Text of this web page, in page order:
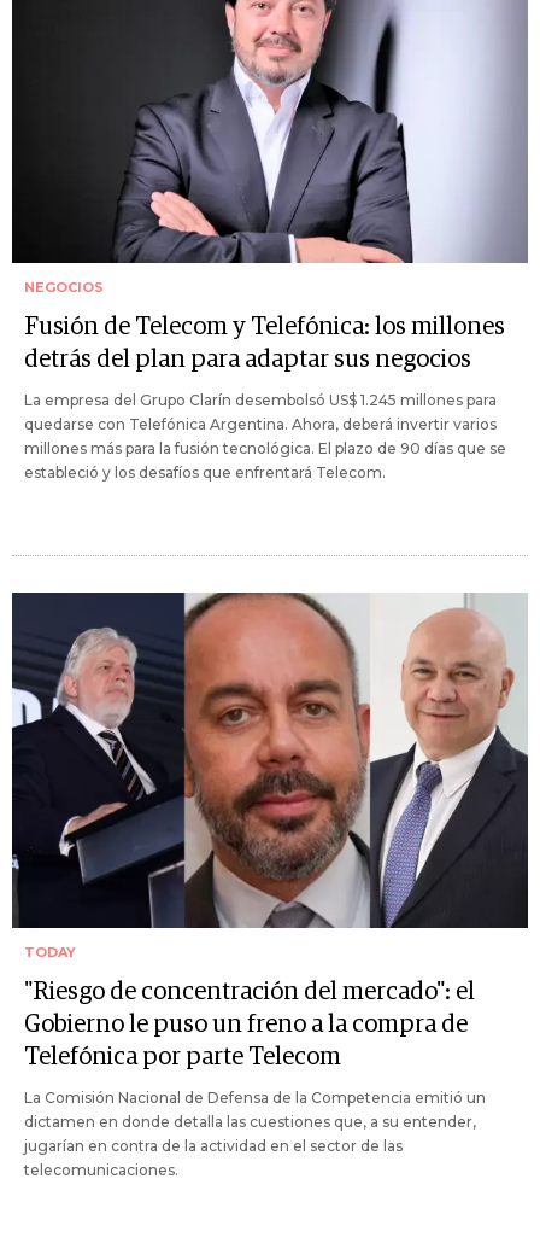
NEGOCIOS
Fusión de Telecom y Telefónica: los millones
detrás del plan para adaptar sus negocios
La empresa del Grupo Clarín desembolsó US$ 1.245 millones para
quedarse con Telefónica Argentina. Ahora, deberá invertir varios
millones más para la fusión tecnológica. El plazo de 90 días que se
estableció y los desafíos que enfrentará Telecom.
TODAY
"Riesgo de concentración del mercado": el
Gobierno le puso un freno a la compra de
Telefónica por parte Telecom
La Comisión Nacional de Defensa de la Competencia emitió un
dictamen en donde detalla las cuestiones que, a su entender,
jugarían en contra de la actividad en el sector de las
telecomunicaciones.